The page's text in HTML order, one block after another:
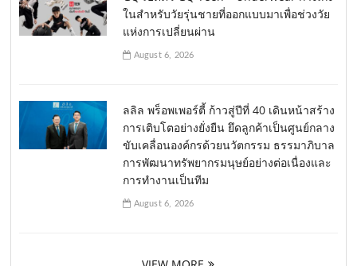
ในสำหรับวัยรุ่นชายที่ออกแบบมาเพื่อช่วงวัย
แห่งการเปลี่ยนผ่าน
August 6, 2026
ลลิล พร็อพเพอร์ตี้ ก้าวสู่ปีที่ 40 เดินหน้าสร้าง
การเติบโตอย่างยั่งยืน ยึดลูกค้าเป็นศูนย์กลาง
ขับเคลื่อนองค์กรด้วยนวัตกรรม ธรรมาภิบาล
การพัฒนาทรัพยากรมนุษย์อย่างต่อเนื่องและ
การทำงานเป็นทีม
August 6, 2026